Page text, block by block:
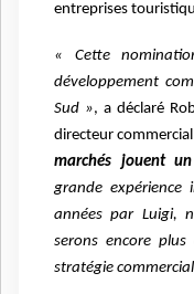
entreprises
« Cette
développement
Sud », a déclaré
directeur
marchés jouent
grande expérience
années par Luigi,
serons encore
stratégie